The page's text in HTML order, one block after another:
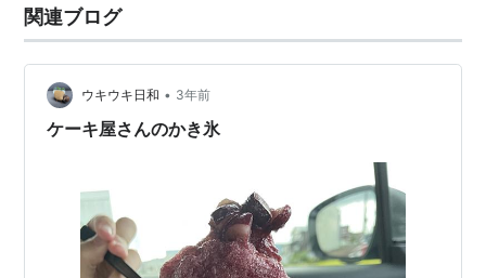
ィさん。 安心安全な食材で、すべて丁寧に、つくられて
います。 どれを食べても、本当に美味しい。 ・・…
関連ブログ
ウキウキ日和 • 3年前
ケーキ屋さんのかき氷